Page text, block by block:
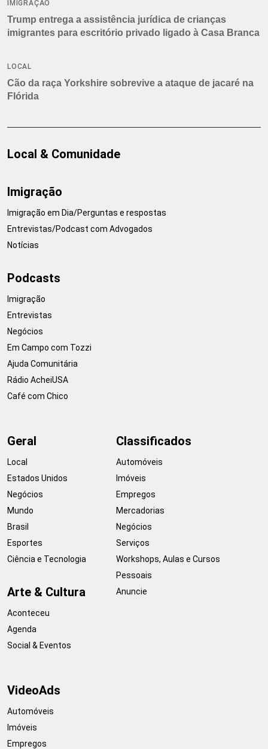
IMIGRAÇÃO
Trump entrega a assistência jurídica de crianças
imigrantes para escritório privado ligado à Casa Branca
LOCAL
Cão da raça Yorkshire sobrevive a ataque de jacaré na
Flórida
Local & Comunidade
Imigração
Imigração em Dia/Perguntas e respostas
Entrevistas/Podcast com Advogados
Notícias
Podcasts
Imigração
Entrevistas
Negócios
Em Campo com Tozzi
Ajuda Comunitária
Rádio AcheiUSA
Café com Chico
Geral
Local
Estados Unidos
Negócios
Mundo
Brasil
Esportes
Ciência e Tecnologia
Arte & Cultura
Aconteceu
Agenda
Social & Eventos
Classificados
Automóveis
Imóveis
Empregos
Mercadorias
Negócios
Serviços
Workshops, Aulas e Cursos
Pessoais
Anuncie
VideoAds
Automóveis
Imóveis
Empregos